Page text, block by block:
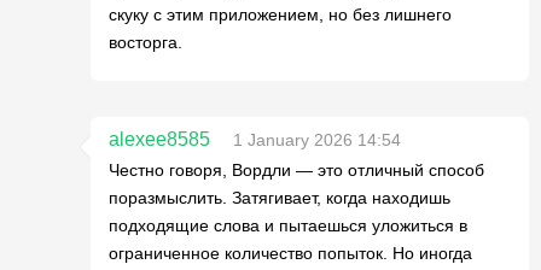
скуку с этим приложением, но без лишнего
восторга.
alexee8585
1 January 2026 14:54
Честно говоря, Вордли — это отличный способ
поразмыслить. Затягивает, когда находишь
подходящие слова и пытаешься уложиться в
ограниченное количество попыток. Но иногда